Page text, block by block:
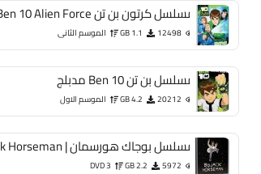
مسلسل كرتون بن تن Ben 10 Alien Force
12498
1.1 GB الموسم الثانى
مسلسل بن تن Ben 10 مدبلج
20212
4.2 GB الموسم الاول
مسلسل بوجاك هورسمان | Bojack Horseman
5972
2.2 GB
DVD 3